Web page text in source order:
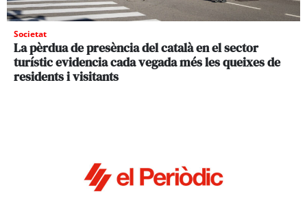
Societat
La pèrdua de presència del català en el sector
turístic evidencia cada vegada més les queixes de
residents i visitants